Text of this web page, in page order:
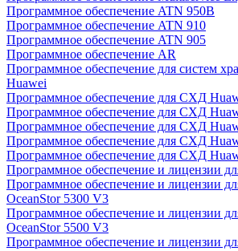
Программное обеспечение ATN 950B
Программное обеспечение ATN 910
Программное обеспечение ATN 905
Программное обеспечение AR
Программное обеспечение для систем
Huawei
Программное обеспечение для СХД
Программное обеспечение для СХД
Программное обеспечение для СХД
Программное обеспечение для СХД
Программное обеспечение для СХД
Программное обеспечение и лицензии
Программное обеспечение и лицензии
OceanStor 5300 V3
Программное обеспечение и лицензии
OceanStor 5500 V3
Программное обеспечение и лицензии